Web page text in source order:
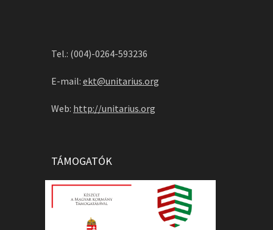
Tel.: (004)-0264-593236
E-mail: ekt@unitarius.org
Web: http://unitarius.org
TÁMOGATÓK